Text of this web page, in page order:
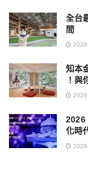
全台
間
2026
知本
！與
2026
2026
化時
2026